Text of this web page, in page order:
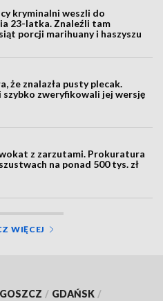
kryminalni weszli do
23-latka. Znaleźli tam
porcji marihuany i haszyszu
że znalazła pusty plecak.
szybko zweryfikowali jej wersję
z zarzutami. Prokuratura
na ponad 500 tys. zł
WIĘCEJ
/ GDAŃSK /